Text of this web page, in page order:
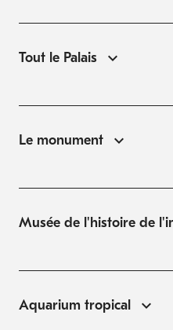
Tout le Palais
Le monument
Musée de l'histoire de
Aquarium tropical